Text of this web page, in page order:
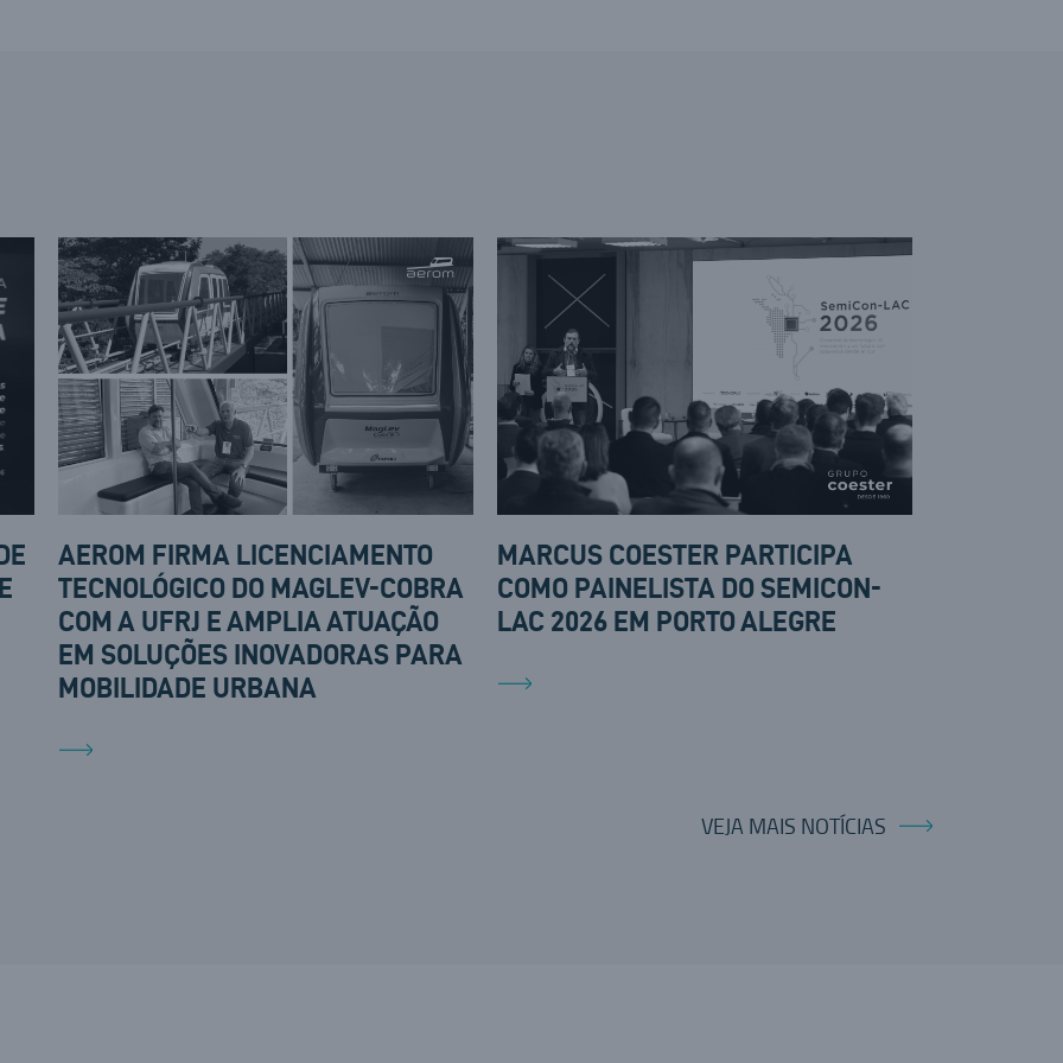
AEROM FIRMA LICENCIAMENTO
TECNOLÓGICO DO MAGLEV-COBRA
COM A UFRJ E AMPLIA ATUAÇÃO
EM SOLUÇÕES INOVADORAS PARA
MOBILIDADE URBANA
MARCUS COESTER PARTICIPA
COMO PAINELISTA DO SEMICON-
LAC 2026 EM PORTO ALEGRE
VEJA MAIS NOTÍCIAS